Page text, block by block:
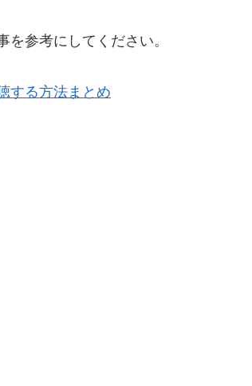
参考にしてください。
する方法まとめ